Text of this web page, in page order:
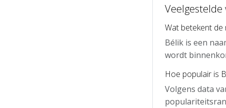
Veelgestelde
Wat betekent de
Bélik is een
wordt
Hoe populair is
Volgens data